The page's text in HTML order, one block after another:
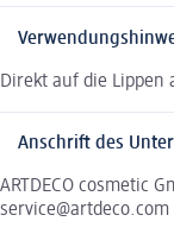
Direkt auf die Lippen
Anschrift des
ARTDECO cosmetic